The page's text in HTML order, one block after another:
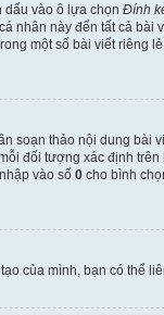
dấu vào ô lựa chọn Đính
nhân này đến tất cả bài
một số bài viết riêng
soạn thảo nội dung bài
đối tượng xác định trên
vào số 0 cho bình
của mình, bạn có thể